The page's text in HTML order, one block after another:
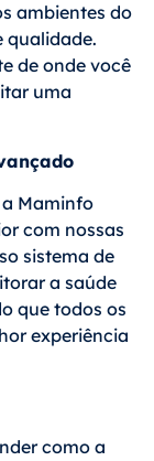
ambientes do
qualidade.
de onde você
uma
Maminfo
com nossas
sistema de
a saúde
que todos os
experiência
como a